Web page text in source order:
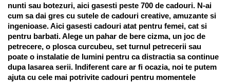
nunti sau botezuri, aici gasesti peste 700 de cadouri. N-ai
cum sa dai gres cu sutele de cadouri creative, amuzante si
ingenioase. Aici gasesti cadouri atat pentru femei, cat si
pentru barbati. Alege un pahar de bere cizma, un joc de
petrecere, o plosca curcubeu, set turnul petrecerii sau
poate o instalatie de lumini pentru ca distractia sa continue
dupa lasarea serii. Indiferent care ar fi ocazia, noi te putem
ajuta cu cele mai potrivite cadouri pentru momentele